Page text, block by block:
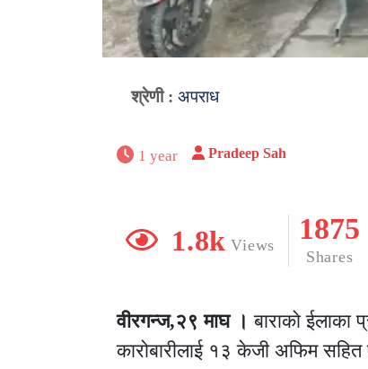
श्रेणी : अपराध
1 year Pradeep Sah
1.8k Views
1875
Shares
वीरगन्ज,२९ माघ । बाराकाे ईलाका
कारोबारीलाई १३ केजी अफिम